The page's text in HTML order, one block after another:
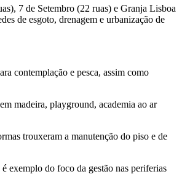
7 de Setembro (22 ruas) e Granja Lisboa
de esgoto, drenagem e urbanização de
contemplação e pesca, assim como
madeira, playground, academia ao ar
trouxeram a manutenção do piso e de
exemplo do foco da gestão nas periferias